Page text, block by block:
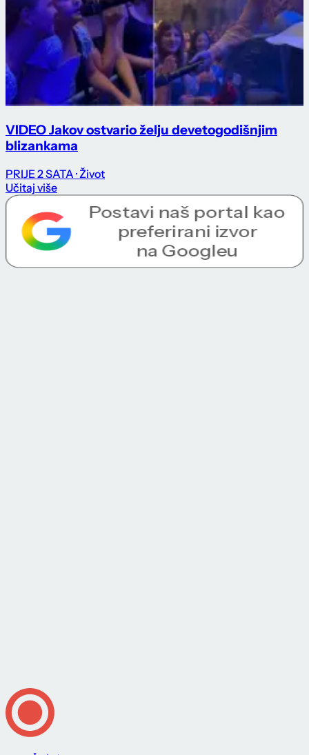
VIDEO Jakov ostvario želju devetogodišnjim
blizankama
PRIJE 2 SATA · Život
Učitaj više